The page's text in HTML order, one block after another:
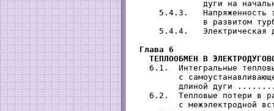
дуги на
5.4.3.   Напряженность
в развитом
5.4.4.   Электрическая
Глава 6
ТЕПЛООБМЕН В
6.1.  Интегральные
с
длиной дуги
6.2.  Тепловые потери в
с межэлектродной